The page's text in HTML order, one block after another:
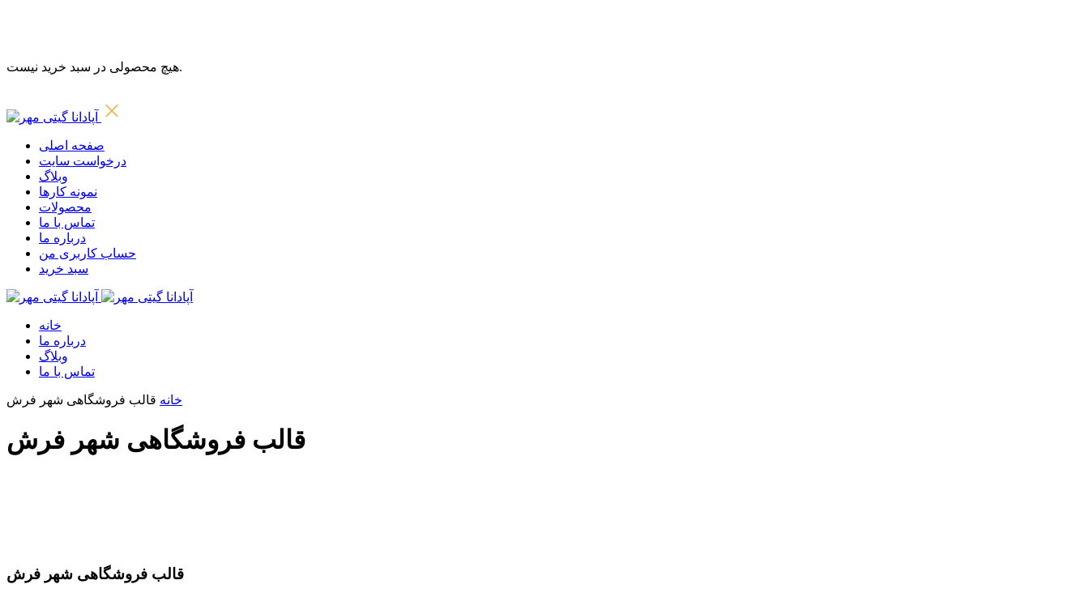
هیچ محصولی در سبد خرید نیست.
صفحه اصلی
درخواست سایت
وبلاگ
نمونه کارها
محصولات
تماس با ما
درباره ما
حساب کاربری من
سبد خرید
خانه
درباره ما
وبلاگ
تماس با ما
خانه قالب فروشگاهی شهر فرش
قالب فروشگاهی شهر فرش
قالب فروشگاهی شهر فرش